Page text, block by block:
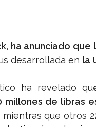
ha anunciado que
desarrollada en la
ha revelado qu
de libras
que otros